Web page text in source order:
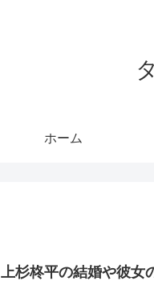
ホーム
上杉柊平の結婚や彼